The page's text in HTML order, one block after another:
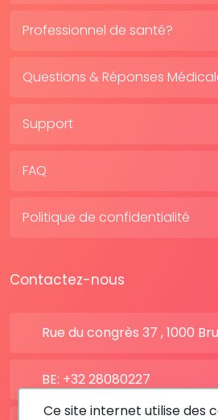
Professionnel de santé?
Questions & Réponses
Support
FAQ
Politique de confidentialité
Contactez-nous
Rue du congrès 37 , 1000
BE: +32 28080227
Ce site internet utilise des